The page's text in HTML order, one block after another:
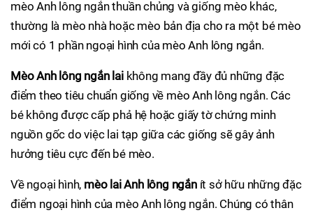
mèo Anh lông ngắn thuần chủng và giống mèo khác,
thường là mèo nhà hoặc mèo bản địa cho ra một bé mèo
mới có 1 phần ngoại hình của mèo Anh lông ngắn.
Mèo Anh lông ngắn laikhông mang đầy đủ những đặc
điểm theo tiêu chuẩn giống về mèo Anh lông ngắn. Các
bé không được cấp phả hệ hoặc giấy tờ chứng minh
nguồn gốc do việc lai tạp giữa các giống sẽ gây ảnh
hưởng tiêu cực đến bé mèo.
Về ngoại hình, mèo lai Anh lông ngắnít sở hữu những đặc
điểm ngoại hình của mèo Anh lông ngắn. Chúng có thân